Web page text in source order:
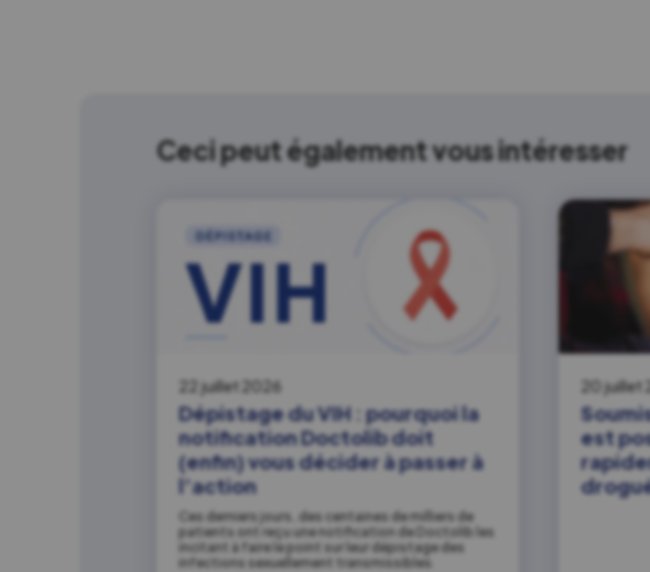
Ceci peut également vous intéresser
22 juillet 2026
Dépistage du VIH : pourquoi la
notification Doctolib doit
(enfin) vous décider à passer à
l’action
Ces derniers jours, des centaines de milliers de
patients ont reçu une notification de Doctolib les
incitant à faire le point sur leur dépistage des
infections sexuellement transmissibles.
20 juillet
est